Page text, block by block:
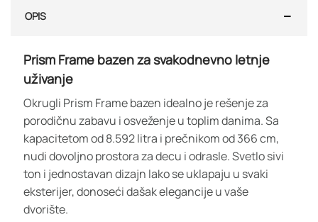
OPIS
Prism Frame bazen za svakodnevno letnje
uživanje
Okrugli Prism Frame bazen idealno je rešenje za
porodičnu zabavu i osveženje u toplim danima. Sa
kapacitetom od 8.592 litra i prečnikom od 366 cm,
nudi dovoljno prostora za decu i odrasle. Svetlo sivi
ton i jednostavan dizajn lako se uklapaju u svaki
eksterijer, donoseći dašak elegancije u vaše
dvorište.